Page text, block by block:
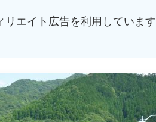
リエイト広告を利用しています